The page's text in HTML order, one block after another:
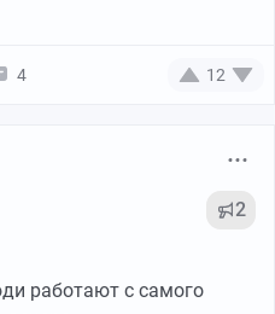
4 12
2
работают с самого